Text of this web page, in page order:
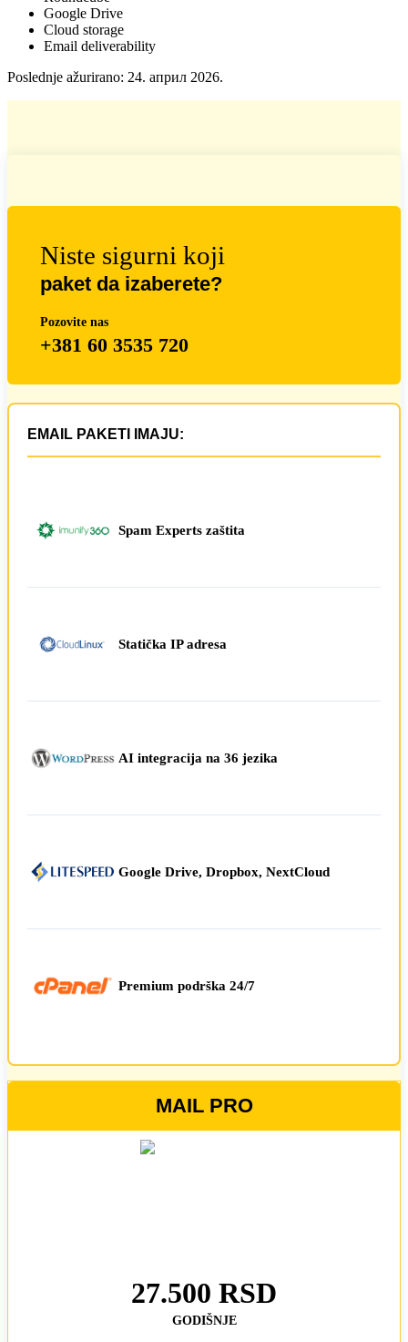
Google Drive
Cloud storage
Email deliverability
Poslednje ažurirano: 24. април 2026.
Niste sigurni koji
paket da izaberete?
Pozovite nas
+381 60 3535 720
EMAIL PAKETI IMAJU:
Spam Experts zaštita
Statička IP adresa
AI integracija na 36 jezika
Google Drive, Dropbox, NextCloud
Premium podrška 24/7
MAIL PRO
27.500 RSD
GODIŠNJE